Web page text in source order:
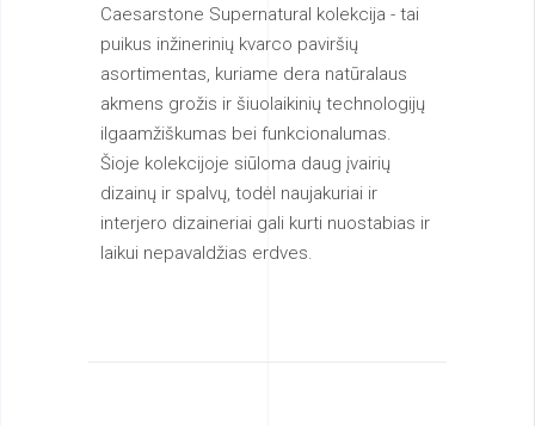
Caesarstone Supernatural kolekcija - tai
puikus inžinerinių kvarco paviršių
asortimentas, kuriame dera natūralaus
akmens grožis ir šiuolaikinių technologijų
ilgaamžiškumas bei funkcionalumas.
Šioje kolekcijoje siūloma daug įvairių
dizainų ir spalvų, todėl naujakuriai ir
interjero dizaineriai gali kurti nuostabias ir
laikui nepavaldžias erdves.